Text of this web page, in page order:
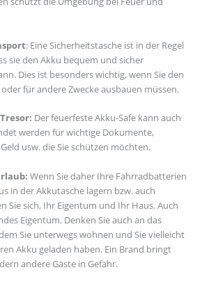
: Eine Sicherheitstasche ist in der Regel
sie den Akku bequem und sicher
Dies ist besonders wichtig, wenn Sie den
für andere Zwecke ausbauen müssen.
Der feuerfeste Akku-Safe kann auch
werden für wichtige Dokumente,
usw. die Sie schützen möchten.
Wenn Sie daher Ihre Fahrradbatterien
in der Akkutasche lagern bzw. auch
Sie sich, Ihr Eigentum und Ihr Haus. Auch
Eigentum. Denken Sie auch an das
Sie unterwegs wohnen und Sie vielleicht
Akku geladen haben. Ein Brand bringt
andere Gäste in Gefahr.